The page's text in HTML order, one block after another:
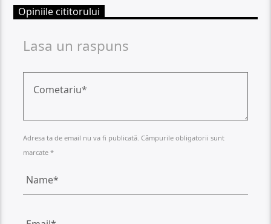
Opiniile cititorului
Lasa un raspuns
Adresa ta de email nu va fi publicată. Câmpurile obligatorii sunt
marcate *